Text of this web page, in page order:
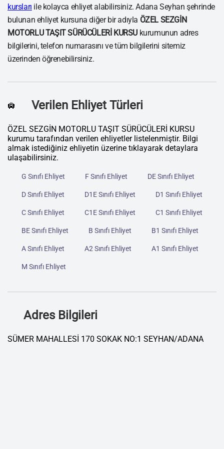
kursları ile kolayca ehliyet alabilirsiniz. Adana Seyhan şehrinde
bulunan ehliyet kursuna diğer bir adıyla ÖZEL SEZGİN
MOTORLU TAŞIT SÜRÜCÜLERİ KURSU kurumunun adres
bilgilerini, telefon numarasını ve tüm bilgilerini sitemiz
üzerinden öğrenebilirsiniz.
🛄 Verilen Ehliyet Türleri
ÖZEL SEZGİN MOTORLU TAŞIT SÜRÜCÜLERİ KURSU
kurumu tarafından verilen ehliyetler listelenmiştir. Bilgi
almak istediğiniz ehliyetin üzerine tıklayarak detaylara
ulaşabilirsiniz.
G Sınıfı Ehliyet F Sınıfı Ehliyet DE Sınıfı Ehliyet
D Sınıfı Ehliyet D1E Sınıfı Ehliyet D1 Sınıfı Ehliyet
C Sınıfı Ehliyet C1E Sınıfı Ehliyet C1 Sınıfı Ehliyet
BE Sınıfı Ehliyet B Sınıfı Ehliyet B1 Sınıfı Ehliyet
A Sınıfı Ehliyet A2 Sınıfı Ehliyet A1 Sınıfı Ehliyet
M Sınıfı Ehliyet
Adres Bilgileri
SÜMER MAHALLESİ 170 SOKAK NO:1 SEYHAN/ADANA